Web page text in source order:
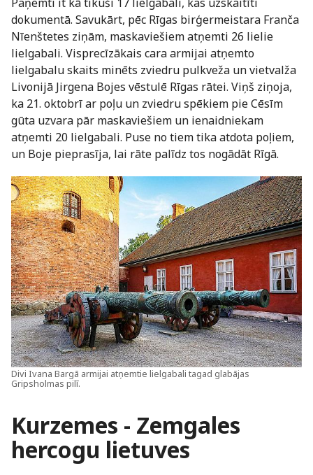
dokumentā. Savukārt, pēc Rīgas birģermeistara Franča
Nīenštetes ziņām, maskaviešiem atņemti 26 lielie
lielgabali. Visprecīzākais cara armijai atņemto
lielgabalu skaits minēts zviedru pulkveža un vietvalža
Livonijā Jirgena Bojes vēstulē Rīgas rātei. Viņš ziņoja,
ka 21. oktobrī ar poļu un zviedru spēkiem pie Cēsīm
gūta uzvara pār maskaviešiem un ienaidniekam
atņemti 20 lielgabali. Puse no tiem tika atdota poļiem,
un Boje pieprasīja, lai rāte palīdz tos nogādāt Rīgā.
Divi Ivana Bargā armijai atņemtie lielgabali tagad glabājas
Gripsholmas pilī.
Kurzemes - Zemgales
hercogu lietuves